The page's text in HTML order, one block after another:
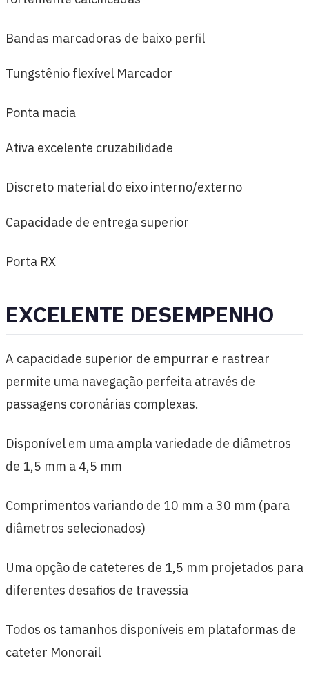
Bandas marcadoras de baixo perfil
Tungstênio flexível Marcador
Ponta macia
Ativa excelente cruzabilidade
Discreto material do eixo interno/externo
Capacidade de entrega superior
Porta RX
EXCELENTE DESEMPENHO
A capacidade superior de empurrar e rastrear
permite uma navegação perfeita através de
passagens coronárias complexas.
Disponível em uma ampla variedade de diâmetros
de 1,5 mm a 4,5 mm
Comprimentos variando de 10 mm a 30 mm (para
diâmetros selecionados)
Uma opção de cateteres de 1,5 mm projetados para
diferentes desafios de travessia
Todos os tamanhos disponíveis em plataformas de
cateter Monorail